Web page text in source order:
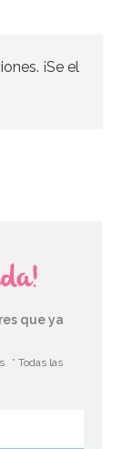
¡Se el
que ya
* Todas las